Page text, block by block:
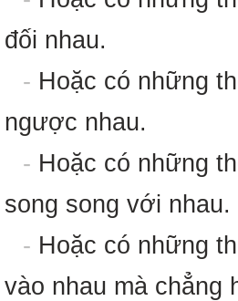
đối nhau.
- Hoặc có những
ngược nhau.
- Hoặc có những
song song với nhau.
- Hoặc có những
vào nhau mà chẳng